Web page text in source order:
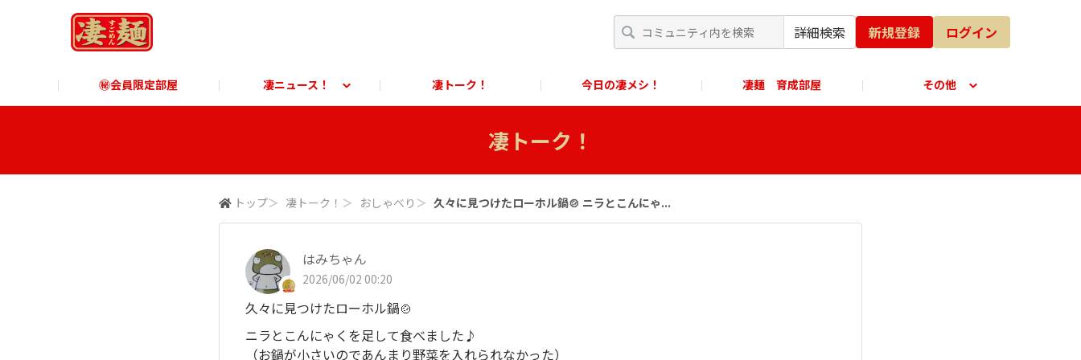
詳細検索 新規登録 ログイン
㊙会員限定部屋 凄ニュース！ 凄トーク！ 今日の凄メシ！ 凄麺 育成部屋 その他
商品に関する「よくあるご質問」 商品に関するお問い合わせ窓口
凄トーク！
トップ＞ 凄トーク！ ＞ おしゃべり ＞ 久々に見つけたローホル鍋🍲 ニラとこんにゃ...
はみちゃん
2026/06/02 00:20
久々に見つけたローホル鍋🍲
ニラとこんにゃくを足して食べました♪
（お鍋が小さいのであんまり野菜を入れられなかった）